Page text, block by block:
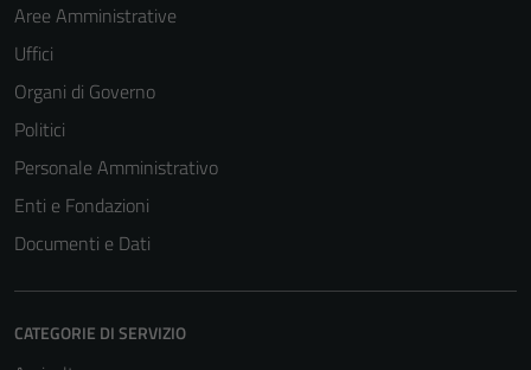
Aree Amministrative
Uffici
Organi di Governo
Politici
Personale Amministrativo
Enti e Fondazioni
Documenti e Dati
CATEGORIE DI SERVIZIO